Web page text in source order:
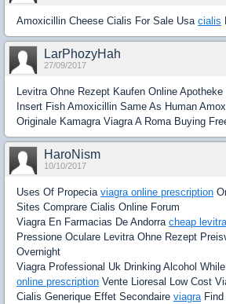
Amoxicillin Cheese Cialis For Sale Usa cialis
LarPhozyHah
27/09/2017
Levitra Ohne Rezept Kaufen Online
Insert Fish Amoxicillin Same As Human
Originale Kamagra Viagra A Roma Buying
HaroNism
10/10/2017
Uses Of Propecia viagra online prescription
Sites Comprare Cialis Online Forum
Viagra En Farmacias De Andorra cheap
Pressione Oculare Levitra Ohne Rezept
Overnight
Viagra Professional Uk Drinking Alcohol
online prescription Vente Lioresal Low Cost
Cialis Generique Effet Secondaire viagra